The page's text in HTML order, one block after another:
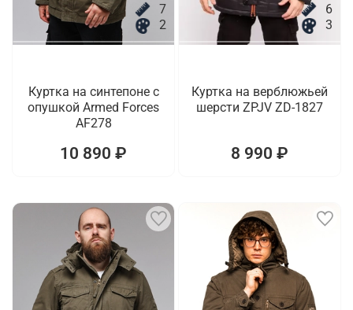
7
2
Куртка на синтепоне с
опушкой Armed Forces
AF278
10 890 ₽
6
3
Куртка на верблюжьей
шерсти ZPJV ZD-1827
8 990 ₽